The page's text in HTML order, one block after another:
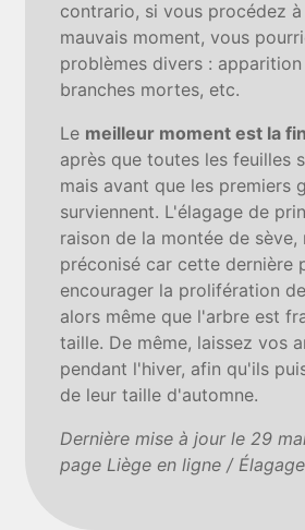
contrario, si vous procédez
mauvais moment, vous
problèmes divers :
branches mortes, etc.
Le meilleur moment est la
après que toutes les feuilles
mais avant que les premiers
surviennent. L'élagage de
raison de la montée de sève,
préconisé car cette dernière
encourager la prolifération
alors même que l'arbre est
taille. De même, laissez vos
pendant l'hiver, afin qu'ils
de leur taille d'automne.
Dernière mise à jour le 29
page Liège en ligne /